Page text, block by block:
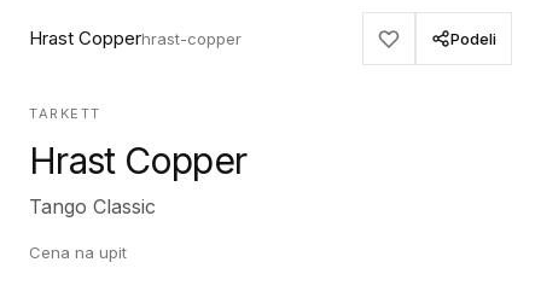
Hrast Copperhrast-copper Podeli
TARKETT
Hrast Copper
Tango Classic
Cena na upit